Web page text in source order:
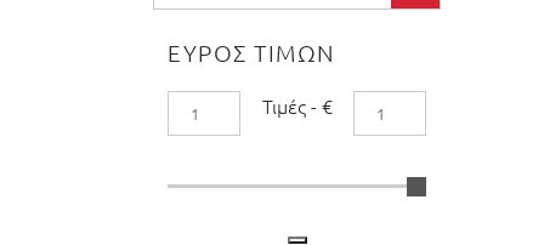
ΕΥΡΟΣ ΤΙΜΩΝ
Τιμές - €